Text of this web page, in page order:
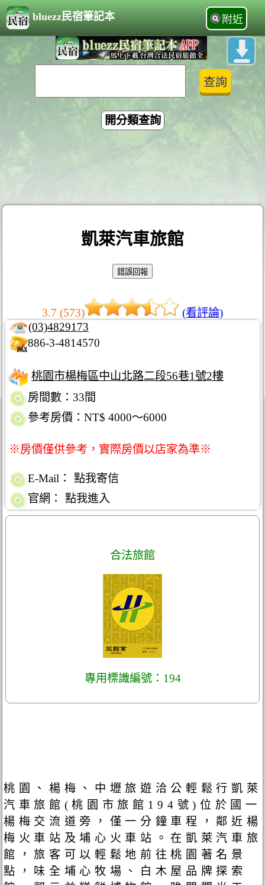
bluezz民宿筆記本 附近
開分類查詢
凱萊汽車旅館
3.7 (573)
(看評論)
(03)4829173
886-3-4814570
桃園市楊梅區中山北路二段56巷1號2樓
房間數：33間
參考房價：NT$ 4000～6000
※房價僅供參考，實際房價以店家為準※
E-Mail：
點我寄信
官網：
點我進入
合法旅館
專用標識編號：194
桃園、楊梅、中壢旅遊洽公輕鬆行凱萊
汽車旅館(桃園市旅館194號)位於國一
楊梅交流道旁，僅一分鐘車程，鄰近楊
梅火車站及埔心火車站。在凱萊汽車旅
館，旅客可以輕鬆地前往桃園著名景
點，味全埔心牧場、白木屋品牌探索